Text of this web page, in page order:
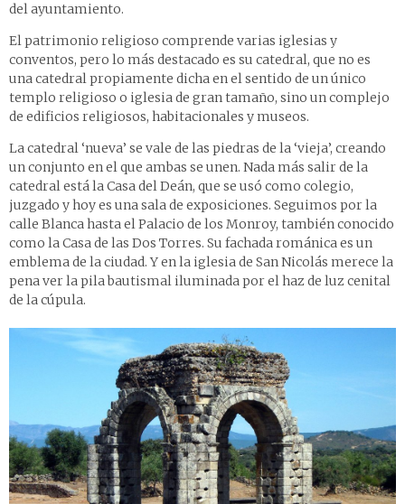
del ayuntamiento.
El patrimonio religioso comprende varias iglesias y
conventos, pero lo más destacado es su catedral, que no es
una catedral propiamente dicha en el sentido de un único
templo religioso o iglesia de gran tamaño, sino un complejo
de edificios religiosos, habitacionales y museos.
La catedral ‘nueva’ se vale de las piedras de la ‘vieja’, creando
un conjunto en el que ambas se unen. Nada más salir de la
catedral está la Casa del Deán, que se usó como colegio,
juzgado y hoy es una sala de exposiciones. Seguimos por la
calle Blanca hasta el Palacio de los Monroy, también conocido
como la Casa de las Dos Torres. Su fachada románica es un
emblema de la ciudad. Y en la iglesia de San Nicolás merece la
pena ver la pila bautismal iluminada por el haz de luz cenital
de la cúpula.